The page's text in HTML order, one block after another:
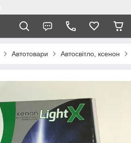
Автотовари Автосвітло, ксенон